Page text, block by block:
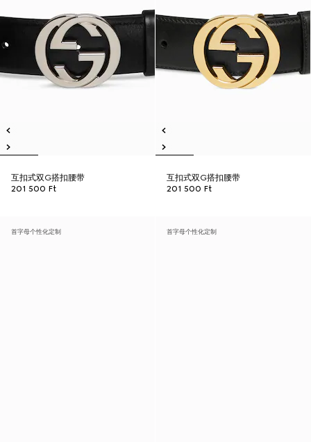
互扣式双G搭扣腰带
201 500 Ft
互扣式双G搭扣腰带
201 500 Ft
首字母个性化定制 首字母个性化定制